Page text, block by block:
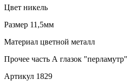
Цвет никель
Размер 11,5мм
Материал цветной металл
Прочее часть А глазок "перламутр"
Артикул 1829